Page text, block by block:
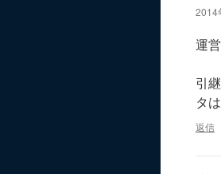
2014
運
引
タ
返信